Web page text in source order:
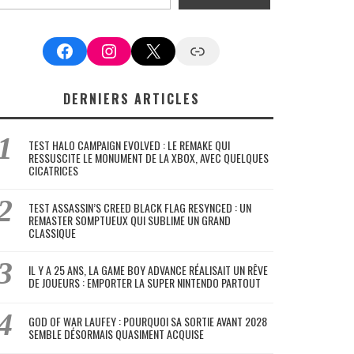
FacebookInstagram
X Google News
DERNIERS ARTICLES
TEST HALO CAMPAIGN EVOLVED : LE REMAKE QUI
RESSUSCITE LE MONUMENT DE LA XBOX, AVEC QUELQUES
CICATRICES
TEST ASSASSIN’S CREED BLACK FLAG RESYNCED : UN
REMASTER SOMPTUEUX QUI SUBLIME UN GRAND
CLASSIQUE
IL Y A 25 ANS, LA GAME BOY ADVANCE RÉALISAIT UN RÊVE
DE JOUEURS : EMPORTER LA SUPER NINTENDO PARTOUT
GOD OF WAR LAUFEY : POURQUOI SA SORTIE AVANT 2028
SEMBLE DÉSORMAIS QUASIMENT ACQUISE